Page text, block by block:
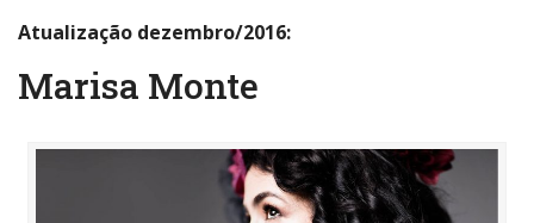
Atualização dezembro/2016:
Marisa Monte